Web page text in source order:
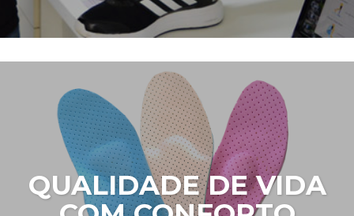
QUALIDADE DE VIDA